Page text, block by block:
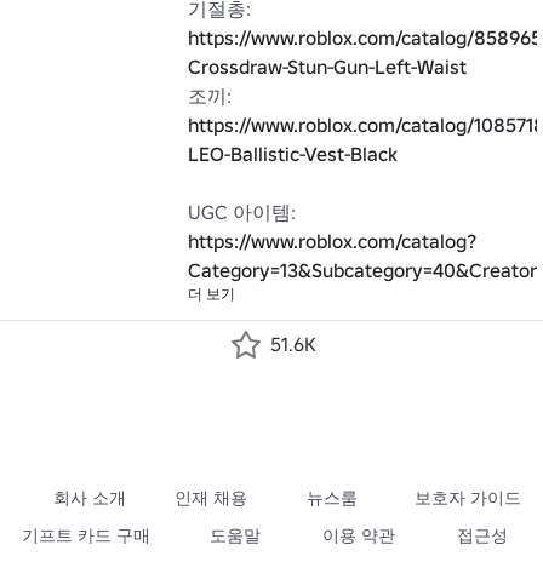
https://www.roblox.com/catalog/
Crossdraw-Stun-Gun-Left-Waist
https://www.roblox.com/catalog/
LEO-Ballistic-Vest-Black
https://www.roblox.com/catalog?
더 보기
51.6K
회사 소개 인재 채용 뉴스룸
보호자 가이드
기프트 카드 구매
도움말 이용 약관 접근성